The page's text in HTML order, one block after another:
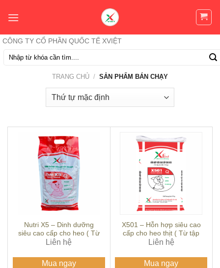
CÔNG TY CỔ PHẦN QUỐC TẾ XVIỆT
Tìm
kiếm:
TRANG CHỦ / SẢN PHẨM BÁN CHẠY
Nutri X5 – Dinh dưỡng
siêu cao cấp cho heo ( Từ
tập ăn 5 ngày tuổi đến cai
Liên hệ
Mua ngay
X501 – Hỗn hợp siêu cao
cấp cho heo thịt ( Từ tập
ăn đến 15kg)
Liên hệ
Mua ngay